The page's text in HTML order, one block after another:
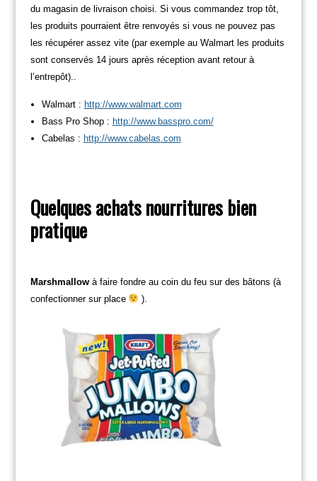
du magasin de livraison choisi. Si vous commandez trop tôt,
les produits pourraient être renvoyés si vous ne pouvez pas
les récupérer assez vite (par exemple au Walmart les produits
sont conservés 14 jours après réception avant retour à
l’entrepôt)..
Walmart : http://www.walmart.com
Bass Pro Shop : http://www.basspro.com/
Cabelas : http://www.cabelas.com
Quelques achats nourritures bien
pratique
Marshmallow à faire fondre au coin du feu sur des bâtons (à
confectionner sur place
).